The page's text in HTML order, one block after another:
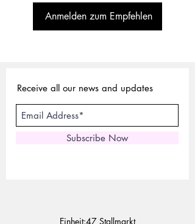
Anmelden zum Empfehlen
Receive all our news and updates
Subscribe Now
Einheit:47 Stallmarkt